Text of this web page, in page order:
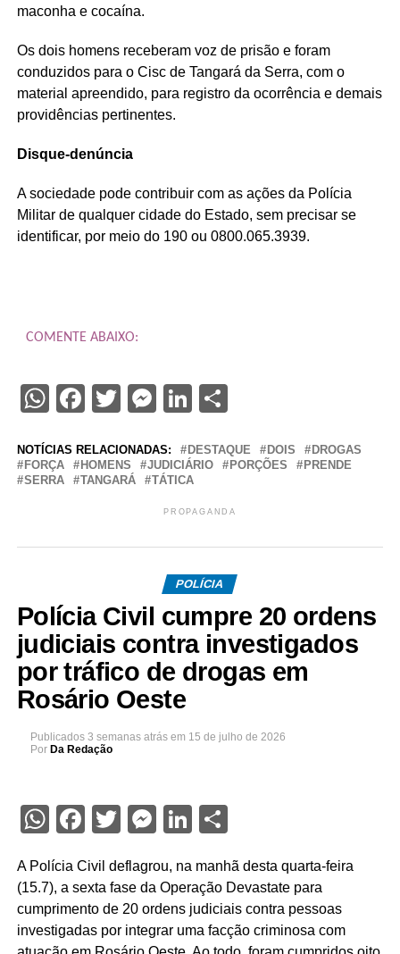
maconha e cocaína.
Os dois homens receberam voz de prisão e foram
conduzidos para o Cisc de Tangará da Serra, com o
material apreendido, para registro da ocorrência e demais
providências pertinentes.
Disque-denúncia
A sociedade pode contribuir com as ações da Polícia
Militar de qualquer cidade do Estado, sem precisar se
identificar, por meio do 190 ou 0800.065.3939.
COMENTE ABAIXO:
WhatsApp
Facebook
Twitter
Messenger
LinkedIn
Share
NOTÍCIAS RELACIONADAS: DESTAQUE DOIS
DROGAS
FORÇA
HOMENS JUDICIÁRIO PORÇÕES
PRENDE
SERRA
TANGARÁ TÁTICA
PROPAGANDA
POLÍCIA
Polícia Civil cumpre 20 ordens
judiciais contra investigados
por tráfico de drogas em
Rosário Oeste
Publicados 3 semanas atrás em 15 de julho de 2026
Por Da Redação
WhatsApp
Facebook
Twitter
Messenger
LinkedIn
Share
A Polícia Civil deflagrou, na manhã desta quarta-feira
(15.7), a sexta fase da Operação Devastate para
cumprimento de 20 ordens judiciais contra pessoas
investigadas por integrar uma facção criminosa com